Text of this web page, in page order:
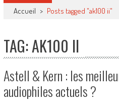
Accueil > Posts tagged "ak100 ii"
TAG: AK100 II
Astell & Kern : les
audiophiles actuels ?